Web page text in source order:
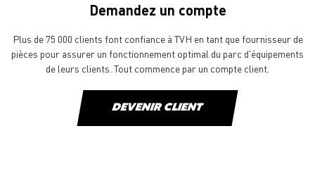
Demandez un compte
Plus de 75 000 clients font confiance à TVH en tant que fournisseur de
pièces pour assurer un fonctionnement optimal du parc d'équipements
de leurs clients. Tout commence par un compte client.
DEVENIR CLIENT